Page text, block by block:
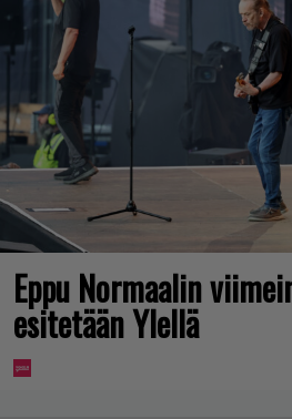
Eppu Normaalin
esitetään Ylellä